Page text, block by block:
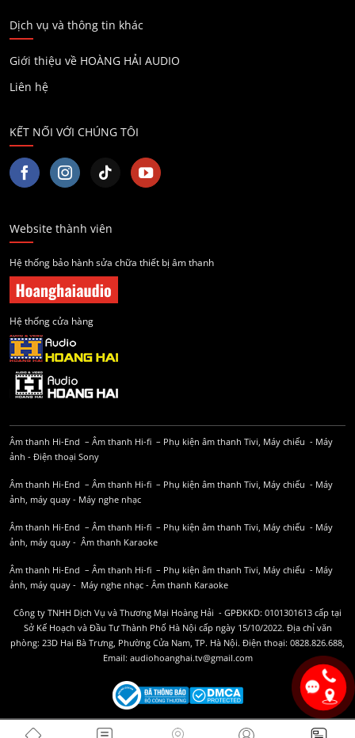
Dịch vụ và thông tin khác
Giới thiệu về HOÀNG HẢI AUDIO
Liên hệ
KẾT NỐI VỚI CHÚNG TÔI
Website thành viên
Hệ thống bảo hành sửa chữa thiết bị âm thanh
Hệ thống cửa hàng
Âm thanh Hi-End – Âm thanh Hi-fi – Phụ kiện âm thanh Tivi, Máy chiếu - Máy
ảnh - Điện thoại Sony
Âm thanh Hi-End – Âm thanh Hi-fi – Phụ kiện âm thanh Tivi, Máy chiếu - Máy
ảnh, máy quay - Máy nghe nhạc
Âm thanh Hi-End – Âm thanh Hi-fi – Phụ kiện âm thanh Tivi, Máy chiếu - Máy
ảnh, máy quay - Âm thanh Karaoke
Âm thanh Hi-End – Âm thanh Hi-fi – Phụ kiện âm thanh Tivi, Máy chiếu - Máy
ảnh, máy quay - Máy nghe nhạc - Âm thanh Karaoke
Công ty TNHH Dịch Vụ và Thương Mại Hoàng Hải - GPĐKKD: 0101301613 cấp tại
Sở Kế Hoạch và Đầu Tư Thành Phố Hà Nội cấp ngày 15/10/2022. Địa chỉ văn
phòng: 23D Hai Bà Trưng, Phường Cửa Nam, TP. Hà Nội. Điện thoại: 0828.826.688,
Email: audiohoanghai.tv@gmail.com